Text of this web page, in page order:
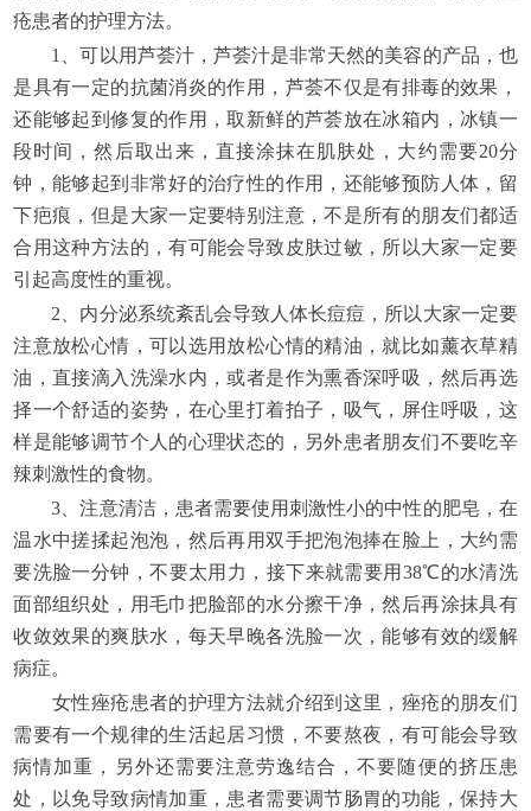
疮患者的护理方法。
1、可以用芦荟汁，芦荟汁是非常天然的美容的产品，也
是具有一定的抗菌消炎的作用，芦荟不仅是有排毒的效果，
还能够起到修复的作用，取新鲜的芦荟放在冰箱内，冰镇一
段时间，然后取出来，直接涂抹在肌肤处，大约需要20分
钟，能够起到非常好的治疗性的作用，还能够预防人体，留
下疤痕，但是大家一定要特别注意，不是所有的朋友们都适
合用这种方法的，有可能会导致皮肤过敏，所以大家一定要
引起高度性的重视。
2、内分泌系统紊乱会导致人体长痘痘，所以大家一定要
注意放松心情，可以选用放松心情的精油，就比如薰衣草精
油，直接滴入洗澡水内，或者是作为熏香深呼吸，然后再选
择一个舒适的姿势，在心里打着拍子，吸气，屏住呼吸，这
样是能够调节个人的心理状态的，另外患者朋友们不要吃辛
辣刺激性的食物。
3、注意清洁，患者需要使用刺激性小的中性的肥皂，在
温水中搓揉起泡泡，然后再用双手把泡泡捧在脸上，大约需
要洗脸一分钟，不要太用力，接下来就需要用38℃的水清洗
面部组织处，用毛巾把脸部的水分擦干净，然后再涂抹具有
收敛效果的爽肤水，每天早晚各洗脸一次，能够有效的缓解
病症。
女性痤疮患者的护理方法就介绍到这里，痤疮的朋友们
需要有一个规律的生活起居习惯，不要熬夜，有可能会导致
病情加重，另外还需要注意劳逸结合，不要随便的挤压患
处，以免导致病情加重，患者需要调节肠胃的功能，保持大